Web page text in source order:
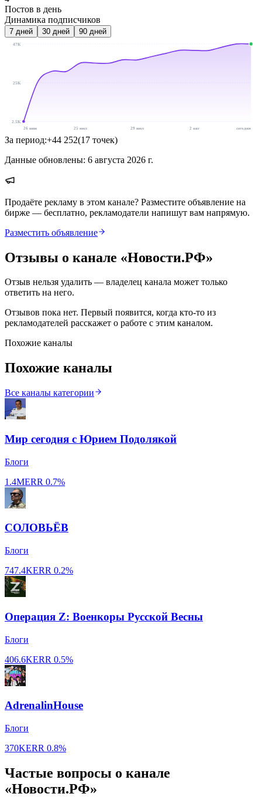
Постов в день
Динамика подписчиков
7 дней 30 дней 90 дней
47K
25K
2.5K
26 июн
25 июл 29 июл 2 авг сегодня
За период:+44 252(17 точек)
Данные обновлены: 6 августа 2026 г.
Продаёте рекламу в этом канале? Разместите объявление на
бирже — бесплатно, рекламодатели напишут вам напрямую.
Разместить объявление
Отзывы о канале «Новости.РФ»
Отзыв нельзя удалить — владелец канала может только
ответить на него.
Отзывов пока нет. Первый появится, когда кто-то из
рекламодателей расскажет о работе с этим каналом.
Похожие каналы
Похожие каналы
Все каналы категории
Мир сегодня с Юрием Подолякой
Блоги
1.4MERR 0.7%
СОЛОВЬЁВ
Блоги
747.4KERR 0.2%
Операция Z: Военкоры Русской Весны
Блоги
406.6KERR 0.5%
AdrenalinHouse
Блоги
370KERR 0.8%
Частые вопросы о канале
«Новости.РФ»